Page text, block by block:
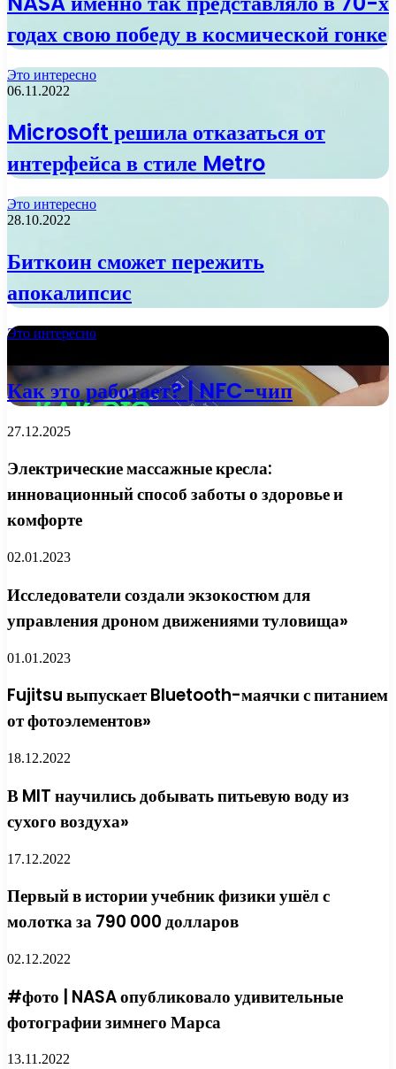
годах свою победу в космической гонке
Это интересно
06.11.2022
Microsoft решила отказаться от
интерфейса в стиле Metro
Это интересно
28.10.2022
Биткоин сможет пережить
апокалипсис
Это интересно
Как это работает? | NFC-чип
27.12.2025
Электрические массажные кресла:
инновационный способ заботы о здоровье и
комфорте
02.01.2023
Исследователи создали экзокостюм для
управления дроном движениями туловища»
01.01.2023
Fujitsu выпускает Bluetooth-маячки с питанием
от фотоэлементов»
18.12.2022
В MIT научились добывать питьевую воду из
сухого воздуха»
17.12.2022
Первый в истории учебник физики ушёл с
молотка за 790 000 долларов
02.12.2022
#фото | NASA опубликовало удивительные
фотографии зимнего Марса
13.11.2022